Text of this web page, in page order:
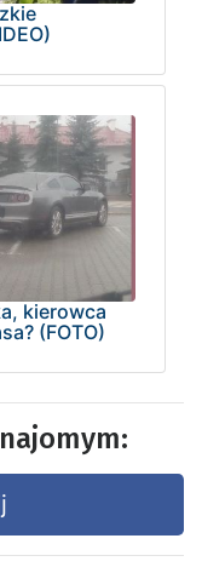
kierowca
(FOTO)